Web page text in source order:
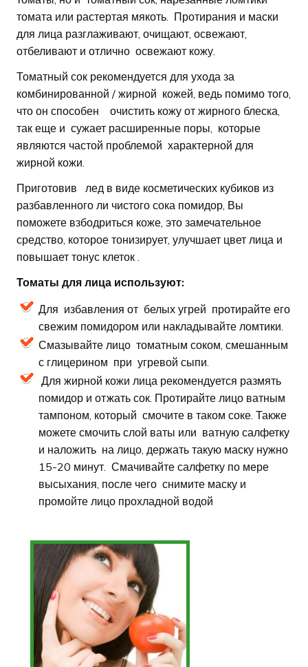
томата или растертая мякоть. Протирания и маски
для лица разглаживают, очищают, освежают,
отбеливают и отлично освежают кожу.
Томатный сок рекомендуется для ухода за
комбинированной / жирной кожей, ведь помимо того,
что он способен очистить кожу от жирного блеска,
так еще и сужает расширенные поры, которые
являются частой проблемой характерной для
жирной кожи.
Приготовив лед в виде косметических кубиков из
разбавленного ли чистого сока помидор, Вы
поможете взбодриться коже, это замечательное
средство, которое тонизирует, улучшает цвет лица и
повышает тонус клеток .
Томаты для лица используют:
Для избавления от белых угрей протирайте его
свежим помидором или накладывайте ломтики.
Смазывайте лицо томатным соком, смешанным
с глицерином при угревой сыпи.
Для жирной кожи лица рекомендуется размять
помидор и отжать сок. Протирайте лицо ватным
тампоном, который смочите в таком соке. Также
можете смочить слой ваты или ватную салфетку
и наложить на лицо, держать такую маску нужно
15-20 минут. Смачивайте салфетку по мере
высыхания, после чего снимите маску и
промойте лицо прохладной водой